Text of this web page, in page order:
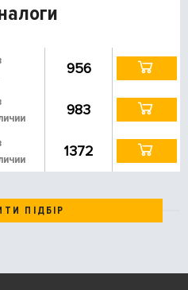
956
983
1372
ПІДБІР